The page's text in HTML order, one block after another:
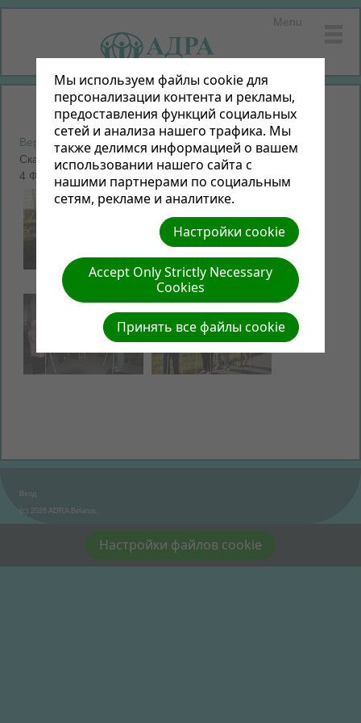
Menu
Вернуться к фотоальбомам
Скандинавия
4 Фото | 1.02 МБ |
Вход
(c) 2026 ADRA Belarus.
Мы используем файлы cookie для
персонализации контента и рекламы,
предоставления функций социальных
сетей и анализа нашего трафика. Мы
также делимся информацией о вашем
использовании нашего сайта с
нашими партнерами по социальным
сетям, рекламе и аналитике.
Настройки cookie
Accept Only Strictly Necessary
Cookies
Принять все файлы cookie
Настройки файлов cookie